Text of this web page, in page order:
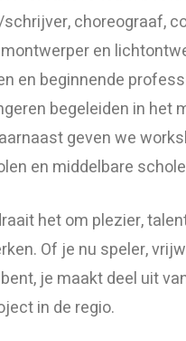
choreograaf,
en
en beginnende
begeleiden in het
geven we
en middelbare
het om plezier,
Of je nu speler,
je maakt deel uit
in de regio.